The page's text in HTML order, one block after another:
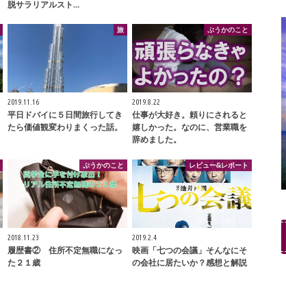
脱サラリアルスト…
旅
2019.11.16
平日ドバイに５日間旅行してき
たら価値観変わりまくった話。
ぷうかのこと
2019.8.22
仕事が大好き。頼りにされると
嬉しかった。なのに、営業職を
辞めました。
ぷうかのこと
2018.11.23
履歴書② 住所不定無職になっ
た２１歳
レビュー&レポート
2019.2.4
映画「七つの会議」そんなにそ
の会社に居たいか？感想と解説